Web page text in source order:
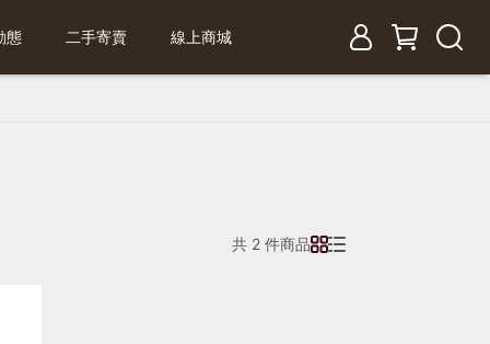
態 二手寄賣 線上商城
共 2 件商品